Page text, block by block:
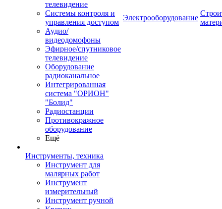
телевидение
Системы контроля и
управления доступом
Аудио/
видеодомофоны
Эфирное/спутниковое
телевидение
Оборудование
радиоканальное
Интегрированная
система "ОРИОН"
"Болид"
Радиостанции
Противокражное
оборудование
Ещё
Инструменты, техника
Инструмент для
малярных работ
Инструмент
измерительный
Инструмент ручной
Электрооборудование